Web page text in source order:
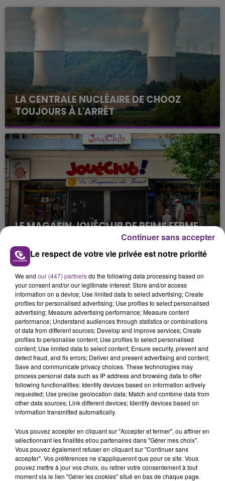
LA CENTRALE NUCLÉAIRE DE CHOOZ
TOUJOURS À L'ARRÊT
Cela fait déjà une semaine que la centrale
nucléaire ardennaise est à l'arrêt. Une situation
justifiée par la sécheresse intense qui est toujours
présente.
LE MAGASIN JOUÉCLUB DE REIMS FERME
C'était l'une des institutions du centre-ville
rémois. Le magasin JouéClub est contraint de
fermer ses portes.
TITRES DIFFUSÉS
4h44
4h44
ANGELE & JUSTICE
4h41
4h41
4h37
4h37 4h35
4h35
Le respect de votre vie privée est notre priorité
We and our (447) partnersdo the following data processing based on
your consent and/or our legitimate interest: Store and/or access
information on a device; Use limited data to select advertising; Create
profiles for personalised advertising; Use profiles to select personalised
advertising; Measure advertising performance; Measure content
performance; Understand audiences through statistics or combinations
of data from different sources; Develop and improve services; Create
profiles to personalise content; Use profiles to select personalised
content; Use limited data to select content; Ensure security, prevent and
detect fraud, and fix errors; Deliver and present advertising and content;
Save and communicate privacy choices. These technologies may
process personal data such as IP address and browsing data to offer
following functionalities: Identify devices based on information actively
requested; Use precise geolocation data; Match and combine data from
other data sources; Link different devices; Identify devices based on
information transmitted automatically.
Vous pouvez accepter en cliquant sur "Accepter et fermer", ou affiner en
sélectionnant les finalités et/ou partenaires dans "Gérer mes choix".
Vous pouvez également refuser en cliquant sur "Continuer sans
accepter". Vos préférences ne s'appliqueront que pour ce site. Vous
pouvez mettre à jour vos choix, ou retirer votre consentement à tout
moment via le lien "Gérer les cookies" situé en bas de chaque page.
Continuer sans accepter